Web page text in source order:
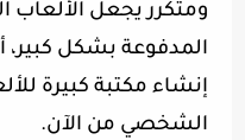
ومتكرر يجعل الألعاب
المدفوعة بشكل كبير،
إنشاء مكتبة كبيرة
الشخصي من الآن.